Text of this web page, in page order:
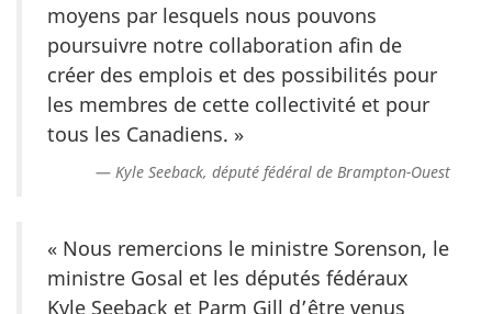
moyens par lesquels nous pouvons
poursuivre notre collaboration afin de
créer des emplois et des possibilités pour
les membres de cette collectivité et pour
tous les Canadiens. »
Kyle Seeback, député fédéral de Brampton-Ouest
« Nous remercions le ministre Sorenson, le
ministre Gosal et les députés fédéraux
Kyle Seeback et Parm Gill d’être venus